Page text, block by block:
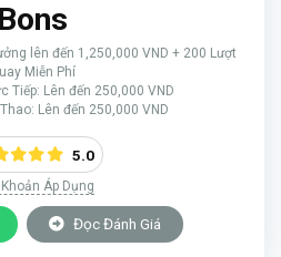
Bons
lên đến 1,250,000 VND + 200 Lượt
Miễn Phí
Tiếp: Lên đến 250,000 VND
Lên đến 250,000 VND
5.0
Áp Dụng
Đọc Đánh Giá